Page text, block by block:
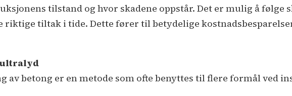
tilstand og hvor skadene oppstår. Det er mulig å følge
riktige tiltak i tide. Dette fører til betydelige
ultralyd
av betong er en metode som ofte benyttes til flere formål ved